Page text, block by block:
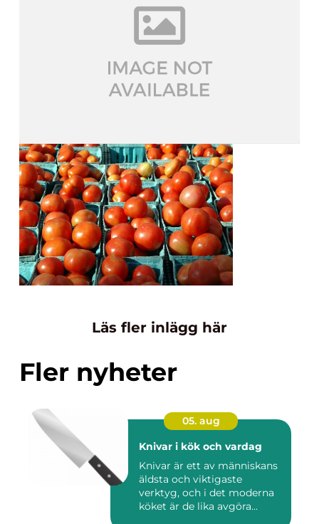
Läs fler inlägg här
Fler nyheter
05. aug
Knivar i kök och vardag
Knivar är ett av människans
äldsta och viktigaste
verktyg, och i det moderna
köket är de lika avgöra...